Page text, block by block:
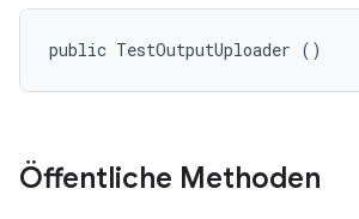
public TestOutputUploader ()
Öffentliche Methoden